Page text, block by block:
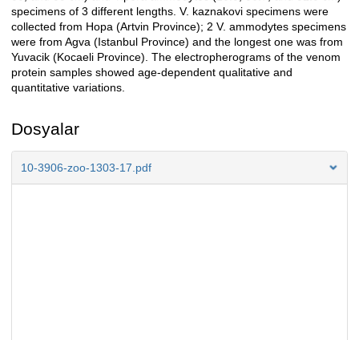
specimens of 3 different lengths. V. kaznakovi specimens were
collected from Hopa (Artvin Province); 2 V. ammodytes specimens
were from Agva (Istanbul Province) and the longest one was from
Yuvacik (Kocaeli Province). The electropherograms of the venom
protein samples showed age-dependent qualitative and
quantitative variations.
Dosyalar
10-3906-zoo-1303-17.pdf